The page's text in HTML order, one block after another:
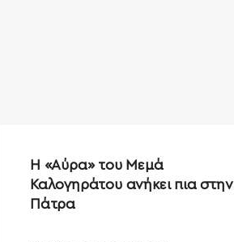
Η «Αύρα» του Μεμά
Καλογηράτου ανήκει πια στην
Πάτρα